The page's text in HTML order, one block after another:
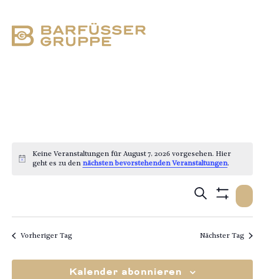
Hinweis
Keine Veranstaltungen für August 7, 2026 vorgesehen. Hier
geht es zu dennächsten bevorstehenden Veranstaltungen.
Suche
und
Suche
Filter
Vorheriger Tag Nächster Tag
Kalender abonnieren